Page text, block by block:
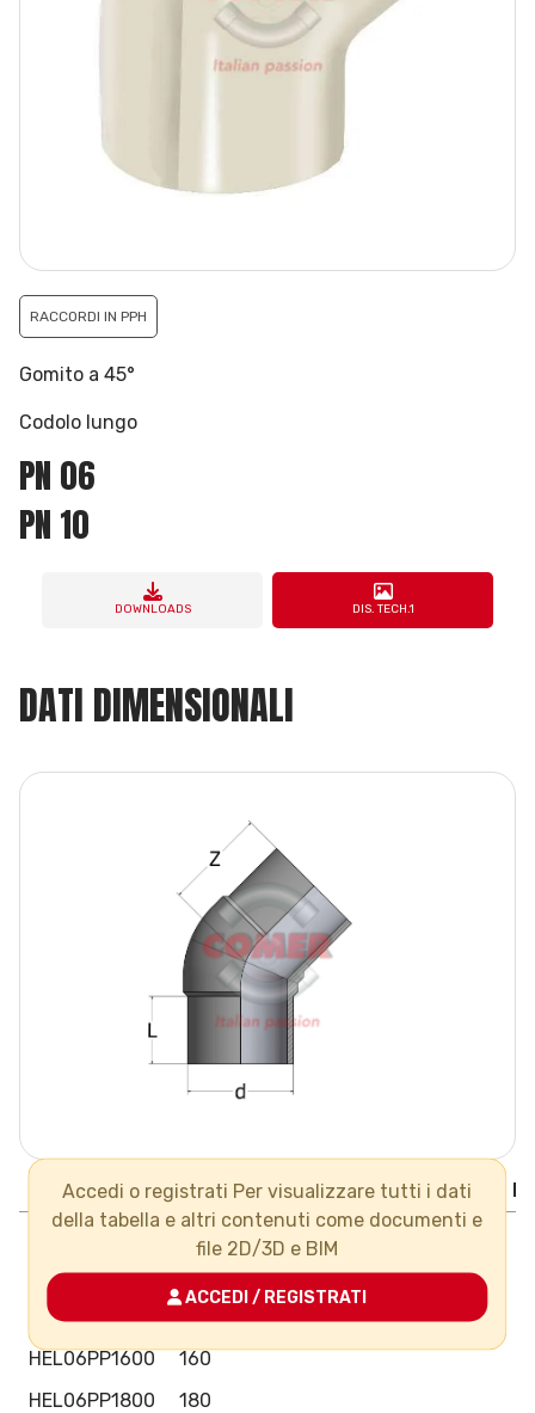
RACCORDI IN PPH
Gomito a 45°
Codolo lungo
PN 06
PN 10
DOWNLOADS DIS. TECH.1
DATI DIMENSIONALI
Codice/Code d L H PN Gr Pack
HEL06PP0900
90
HEL06PP1100
110
HEL06PP1250
125
HEL06PP1600
160
HEL06PP1800
180
Accedi o registrati Per visualizzare tutti i dati
della tabella e altri contenuti come documenti e
file 2D/3D e BIM
ACCEDI / REGISTRATI